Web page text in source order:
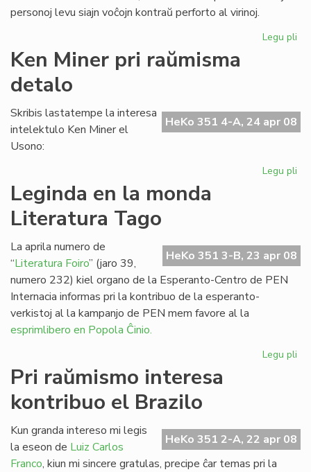
personoj levu siajn voĉojn kontraŭ perforto al virinoj.
Legu pli
la
Ken Miner pri raŭmisma
detalo
HeKo 351 4-A, 24 apr 08
Skribis lastatempe la interesa
intelektulo Ken Miner el
Usono:
Legu pli
Leginda en la monda
Literatura Tago
HeKo 351 3-B, 23 apr 08
La aprila numero de
“Literatura Foiro” (jaro 39,
numero 232) kiel organo de la Esperanto-Centro de PEN
Internacia informas pri la kontribuo de la esperanto-
verkistoj al la kampanjo de PEN mem favore al la
esprimlibero en Popola Ĉinio.
Legu pli
Pri raŭmismo interesa
kontribuo el Brazilo
HeKo 351 2-A, 22 apr 08
Kun granda intereso mi legis
la eseon de Luiz Carlos
Franco, kiun mi sincere gratulas, precipe ĉar temas pri la